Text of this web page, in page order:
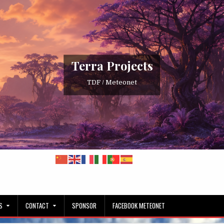
Terra Projects
TDF / Meteonet
CONTACT SPONSOR FACEBOOK METEONET